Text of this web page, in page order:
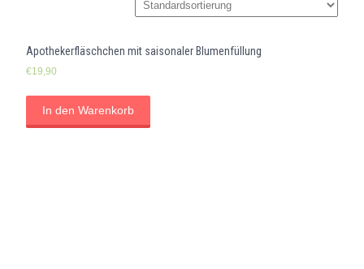
Apothekerfläschchen mit saisonaler Blumenfüllung
€19,90
In den Warenkorb